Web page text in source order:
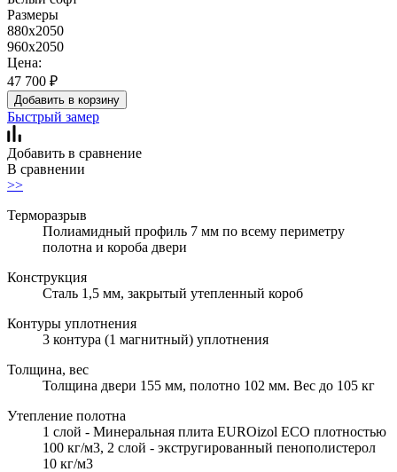
Размеры
880x2050
960x2050
Цена:
47 700 ₽
Добавить в корзину
Быстрый замер
Добавить в сравнение
В сравнении
>>
Терморазрыв
Полиамидный профиль 7 мм по всему периметру
полотна и короба двери
Конструкция
Сталь 1,5 мм, закрытый утепленный короб
Контуры уплотнения
3 контура (1 магнитный) уплотнения
Толщина, вес
Толщина двери 155 мм, полотно 102 мм. Вес до 105 кг
Утепление полотна
1 слой - Минеральная плита EUROizol ECO плотностью
100 кг/м3, 2 слой - экстругированный пенополистерол
10 кг/м3